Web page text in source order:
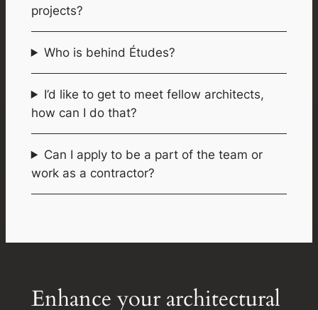
projects?
Who is behind Études?
I’d like to get to meet fellow architects,
how can I do that?
Can I apply to be a part of the team or
work as a contractor?
Enhance your architectural